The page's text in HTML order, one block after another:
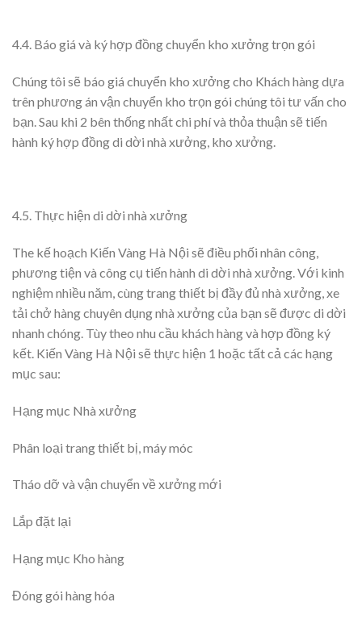
4.4. Báo giá và ký hợp đồng chuyển kho xưởng trọn gói
Chúng tôi sẽ báo giá chuyển kho xưởng cho Khách hàng dựa
trên phương án vận chuyển kho trọn gói chúng tôi tư vấn cho
bạn. Sau khi 2 bên thống nhất chi phí và thỏa thuận sẽ tiến
hành ký hợp đồng di dời nhà xưởng, kho xưởng.
4.5. Thực hiện di dời nhà xưởng
The kế hoạch Kiến Vàng Hà Nội sẽ điều phối nhân công,
phương tiện và công cụ tiến hành di dời nhà xưởng. Với kinh
nghiệm nhiều năm, cùng trang thiết bị đầy đủ nhà xưởng, xe
tải chở hàng chuyên dụng nhà xưởng của bạn sẽ được di dời
nhanh chóng. Tùy theo nhu cầu khách hàng và hợp đồng ký
kết. Kiến Vàng Hà Nội sẽ thực hiện 1 hoặc tất cả các hạng
mục sau:
Hạng mục Nhà xưởng
Phân loại trang thiết bị, máy móc
Tháo dỡ và vận chuyển về xưởng mới
Lắp đặt lại
Hạng mục Kho hàng
Đóng gói hàng hóa